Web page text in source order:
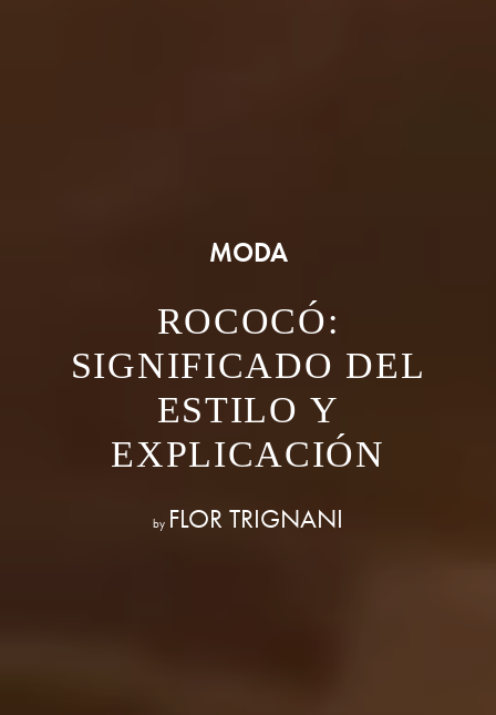
MODA
ROCOCÓ:
SIGNIFICADO DEL
ESTILO Y
EXPLICACIÓN
by FLOR TRIGNANI